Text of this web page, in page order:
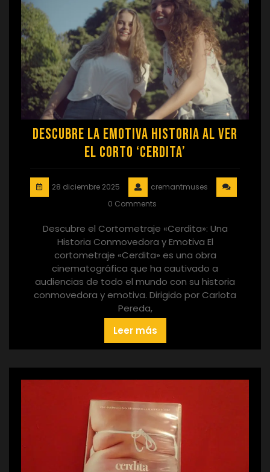
Descubre la Emotiva Historia al Ver
el Corto ‘Cerdita’
28 diciembre 2025
cremantmuses
0 Comments
Descubre el Cortometraje «Cerdita»: Una
Historia Conmovedora y Emotiva El
cortometraje «Cerdita» es una obra
cinematográfica que ha cautivado a
audiencias de todo el mundo con su historia
conmovedora y emotiva. Dirigido por Carlota
Pereda,
Leer más